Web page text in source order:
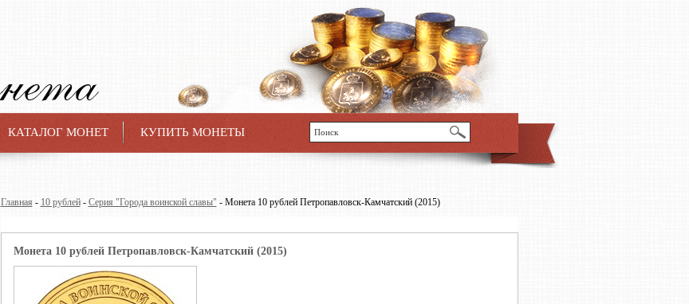
КАТАЛОГ МОНЕТ КУПИТЬ МОНЕТЫ
Главная - 10 рублей- Серия "Города воинской славы" - Монета 10 рублей Петропавловск-Камчатский (2015)
Монета 10 рублей Петропавловск-Камчатский (2015)